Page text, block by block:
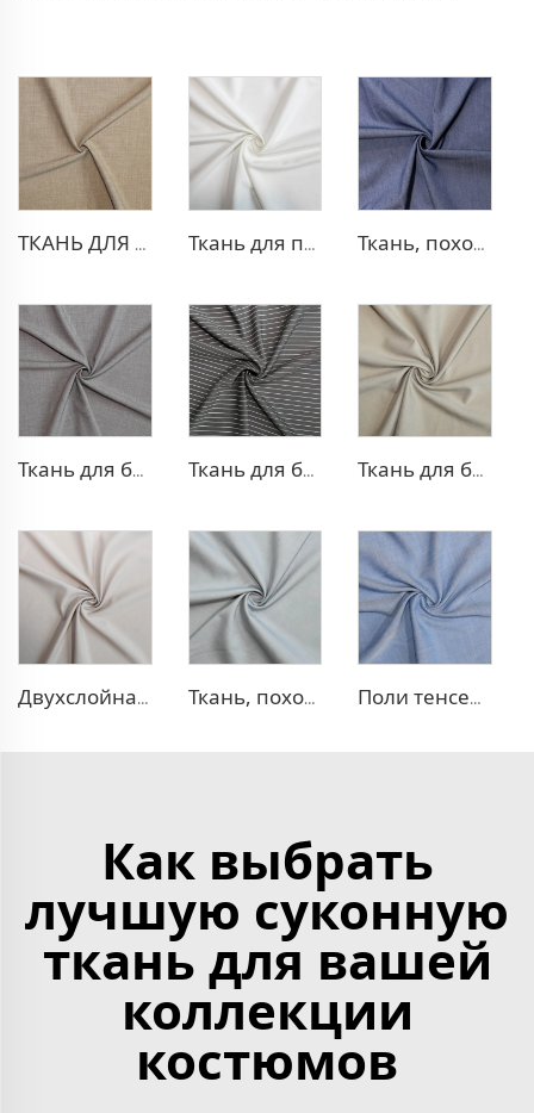
ТКАНЬ ДЛЯ ТРИКОТАЖНЫХ БРЮК ИЗ ПОЛИЭСТЕРА И ВИСКОЗЫ Ткань для платья из полиэстера и вискозы с эффектом стрейч Ткань, похожая на деним, из полиэстера и вискозы
Ткань для брюк TR с четырехсторонней растяжкой Ткань для брюк в стиле TR Strip Ткань для блейзера TR в рубчик
Двухслойная ткань для платья TR Ткань, похожая на деним, TR с эффектом стрейч Поли тенсел деним — ткань, похожая на джинсовую
Как выбрать
лучшую суконную
ткань для вашей
коллекции
костюмов